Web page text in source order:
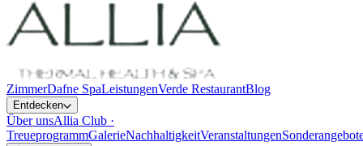
ZimmerDafne SpaLeistungenVerde RestaurantBlog
Entdecken
Über unsAllia Club ·
TreueprogrammGalerieNachhaltigkeitVeranstaltungen